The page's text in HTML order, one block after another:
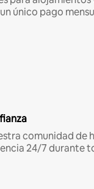
único pago
comunidad de
24/7 durante